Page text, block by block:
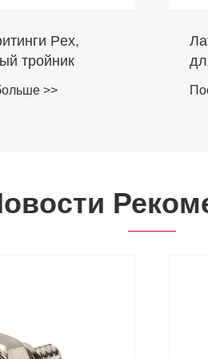
Pex,
тройник
>>